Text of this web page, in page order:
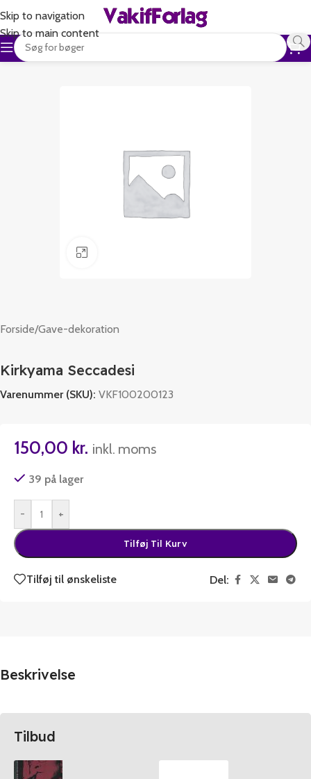
Skip to navigation
Skip to main content
Forside/Gave-dekoration
Kirkyama Seccadesi
Varenummer (SKU): VKF100200123
150,00 kr. inkl. moms
39 på lager
- +
Tilføj Til Kurv
Tilføj til ønskeliste Del:
Beskrivelse
Tilbud